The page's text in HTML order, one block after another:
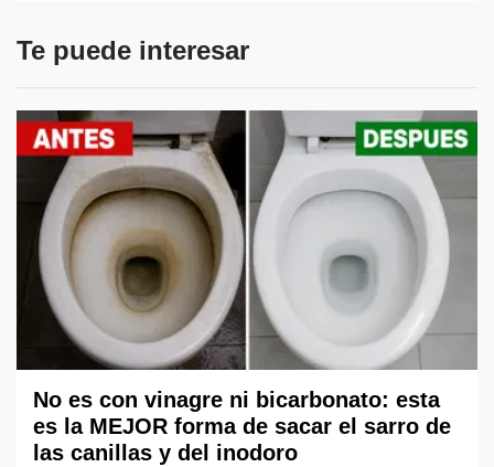
Te puede interesar
No es con vinagre ni bicarbonato: esta
es la MEJOR forma de sacar el sarro de
las canillas y del inodoro